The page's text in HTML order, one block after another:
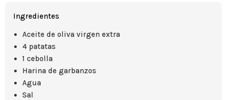
Ingredientes
Aceite de oliva virgen extra
4 patatas
1 cebolla
Harina de garbanzos
Agua
Sal